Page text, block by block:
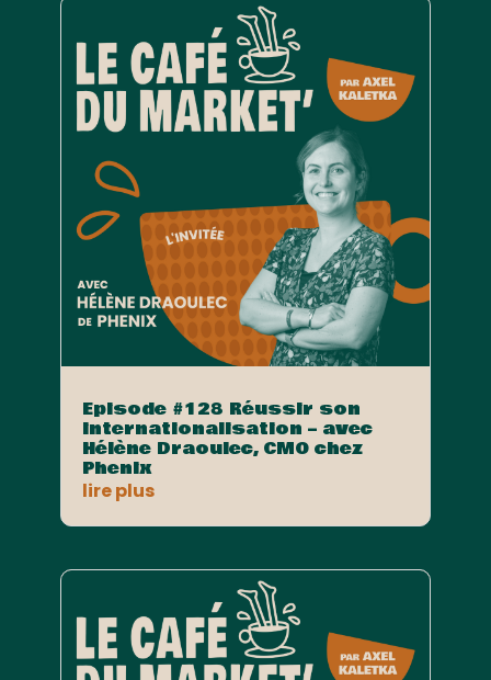
Episode #128 Réussir son
internationalisation – avec
Hélène Draoulec, CMO chez
Phenix
lire plus